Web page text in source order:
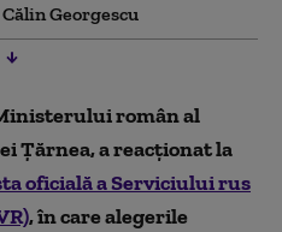
Georgescu
român al
Țărnea, a reacționat la
oficială a Serviciului rus
, în care alegerile